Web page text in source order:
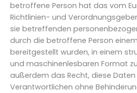
betroffene Person hat das vom
Richtlinien- und
sie betreffenden
durch die betroffene Person
bereitgestellt wurden, in einem
und maschinenlesbaren Format
außerdem das Recht, diese
Verantwortlichen ohne